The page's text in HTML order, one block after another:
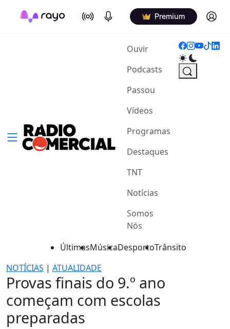
On Air Podcasts Premium Log in
Ouvir(current)
Podcasts
Passou
Vídeos
Programas
Destaques
TNT
Notícias
Somos
Nós
ÚltimasMúsicaDesportoTrânsito
NOTÍCIAS | ATUALIDADE
Provas finais do 9.º ano
começam com escolas
preparadas